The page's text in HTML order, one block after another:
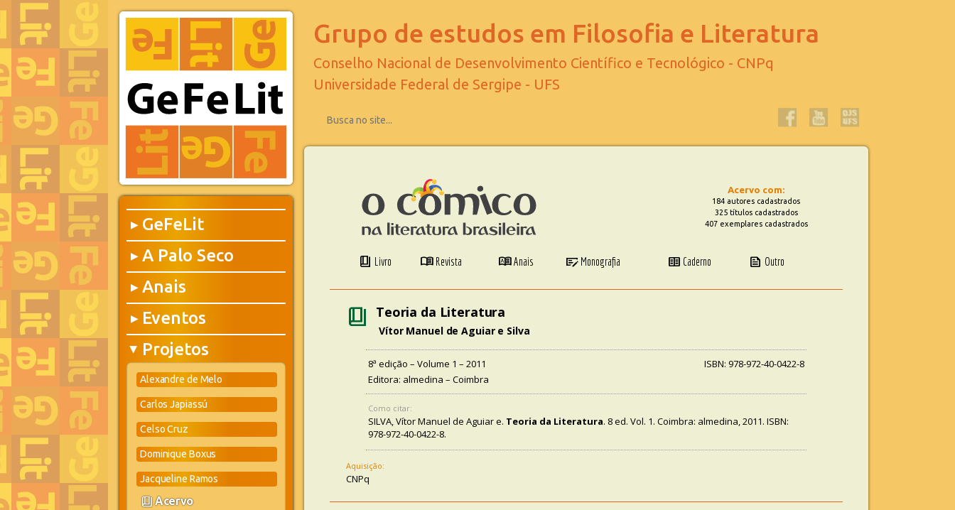
▶ GeFeLit
▶ A Palo Seco
▶ Anais
▶ Eventos
▶ Projetos
Alexandre de Melo
Carlos Japiassú
Celso Cruz
Dominique Boxus
Jacqueline Ramos
book_4Acervo
Grupo de estudos em Filosofia e Literatura
Conselho Nacional de Desenvolvimento Científico e Tecnológico - CNPq
Universidade Federal de Sergipe - UFS
Acervo com:
184 autores cadastrados
325 títulos cadastrados
407 exemplares cadastrados
book_4 Livro menu_book Revista dictionaryAnais checkbook Monografia two_pager Caderno news Outro
book_4 Teoria da Literatura
Vítor Manuel de Aguiar e Silva
8ª edição – Volume 1 – 2011
ISBN: 978-972-40-0422-8
Editora: almedina – Coimbra
Como citar:
SILVA, Vítor Manuel de Aguiar e. Teoria da Literatura. 8 ed. Vol. 1. Coimbra: almedina, 2011. ISBN:
978-972-40-0422-8.
Aquisição:
CNPq